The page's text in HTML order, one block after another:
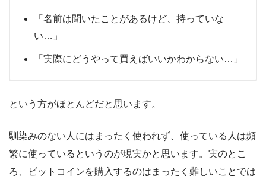
「名前は聞いたことがあるけど、持っていな
い…」
「実際にどうやって買えばいいかわからない…」
という方がほとんどだと思います。
馴染みのない人にはまったく使われず、使っている人は頻
繁に使っているというのが現実かと思います。実のとこ
ろ、ビットコインを購入するのはまったく難しいことでは